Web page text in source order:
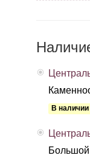
В наличии